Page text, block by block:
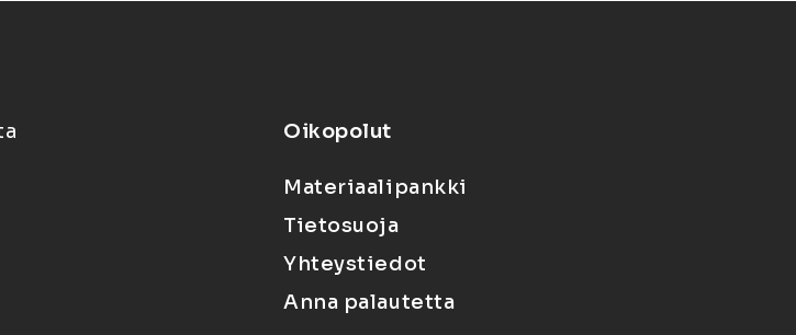
Oikopolut
Materiaalipankki
Tietosuoja
Yhteystiedot
Anna palautetta